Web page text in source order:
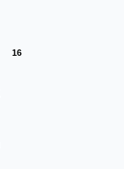
16